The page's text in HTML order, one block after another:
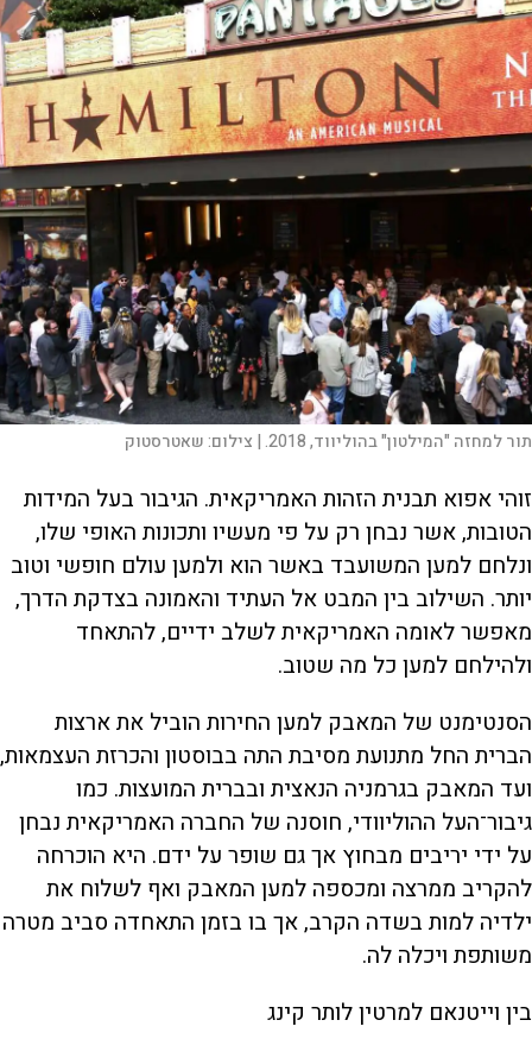
תור למחזה "המילטון" בהוליווד, 2018. | צילום:שאטרסטוק
זוהי אפוא תבנית הזהות האמריקאית. הגיבור בעל המידות
הטובות, אשר נבחן רק על פי מעשיו ותכונות האופי שלו,
ונלחם למען המשועבד באשר הוא ולמען עולם חופשי וטוב
יותר. השילוב בין המבט אל העתיד והאמונה בצדקת הדרך,
מאפשר לאומה האמריקאית לשלב ידיים, להתאחד
ולהילחם למען כל מה שטוב.
הסנטימנט של המאבק למען החירות הוביל את ארצות
הברית החל מתנועת מסיבת התה בבוסטון והכרזת העצמאות,
ועד המאבק בגרמניה הנאצית ובברית המועצות. כמו
גיבור־העל ההוליוודי, חוסנה של החברה האמריקאית נבחן
על ידי יריבים מבחוץ אך גם שופר על ידם. היא הוכרחה
להקריב ממרצה ומכספה למען המאבק ואף לשלוח את
ילדיה למות בשדה הקרב, אך בו בזמן התאחדה סביב מטרה
משותפת ויכלה לה.
בין וייטנאם למרטין לותר קינג